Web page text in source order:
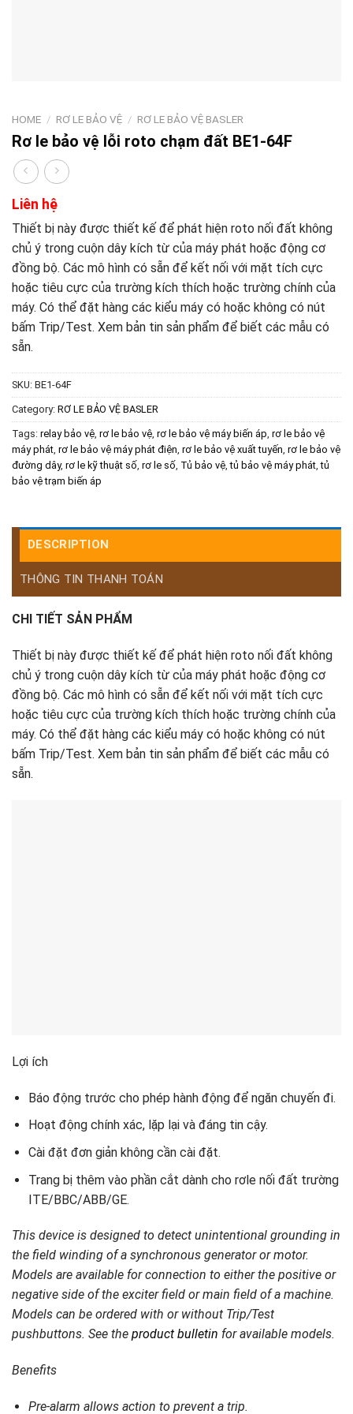
HOME / RƠ LE BẢO VỆ / RƠ LE BẢO VỆ BASLER
Rơ le bảo vệ lỗi roto chạm đất BE1-64F
Liên hệ
Thiết bị này được thiết kế để phát hiện roto nối đất không
chủ ý trong cuộn dây kích từ của máy phát hoặc động cơ
đồng bộ. Các mô hình có sẵn để kết nối với mặt tích cực
hoặc tiêu cực của trường kích thích hoặc trường chính của
máy. Có thể đặt hàng các kiểu máy có hoặc không có nút
bấm Trip/Test. Xem bản tin sản phẩm để biết các mẫu có
sẵn.
SKU: BE1-64F
Category: RƠ LE BẢO VỆ BASLER
Tags: relay bảo vệ, rơ le bảo vệ, rơ le bảo vệ máy biến áp, rơ le bảo vệ
máy phát, rơ le bảo vệ máy phát điện, rơ le bảo vệ xuất tuyến, rơ le bảo vệ
đường dây, rơ le kỹ thuật số, rơ le số, Tủ bảo vệ,tủ bảo vệ máy phát,tủ
bảo vệ trạm biến áp
DESCRIPTION
THÔNG TIN THANH TOÁN
CHI TIẾT SẢN PHẨM
Thiết bị này được thiết kế để phát hiện roto nối đất không
chủ ý trong cuộn dây kích từ của máy phát hoặc động cơ
đồng bộ. Các mô hình có sẵn để kết nối với mặt tích cực
hoặc tiêu cực của trường kích thích hoặc trường chính của
máy. Có thể đặt hàng các kiểu máy có hoặc không có nút
bấm Trip/Test. Xem bản tin sản phẩm để biết các mẫu có
sẵn.
Lợi ích
Báo động trước cho phép hành động để ngăn chuyến đi.
Hoạt động chính xác, lặp lại và đáng tin cậy.
Cài đặt đơn giản không cần cài đặt.
Trang bị thêm vào phần cắt dành cho rơle nối đất trường
ITE/BBC/ABB/GE.
This device is designed to detect unintentional grounding in
the field winding of a synchronous generator or motor.
Models are available for connection to either the positive or
negative side of the exciter field or main field of a machine.
Models can be ordered with or without Trip/Test
pushbuttons. See the product bulletin for available models.
Benefits
Pre-alarm allows action to prevent a trip.